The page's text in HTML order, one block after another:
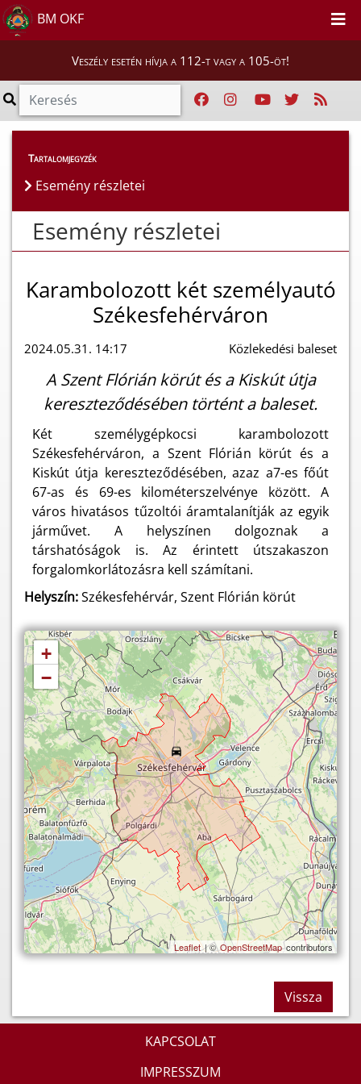
BM OKF
Veszély esetén hívja a 112-t vagy a 105-öt!
Esemény részletei
Tartalomjegyzék
Esemény részletei
Esemény részletei
Karambolozott két személyautó
Székesfehérváron
2024.05.31. 14:17 Közlekedési baleset
A Szent Flórián körút és a Kiskút útja
kereszteződésében történt a baleset.
Két személygépkocsi karambolozott
Székesfehérváron, a Szent Flórián körút és a
Kiskút útja kereszteződésében, azaz a7-es főút
67-as és 69-es kilométerszelvénye között. A
város hivatásos tűzoltói áramtalanítják az egyik
járművet. A helyszínen dolgoznak a
társhatóságok is. Az érintett útszakaszon
forgalomkorlátozásra kell számítani.
Helyszín:Székesfehérvár, Szent Flórián körút
+
−
Leaflet| ©OpenStreetMapcontributors
Vissza
KAPCSOLAT
IMPRESSZUM